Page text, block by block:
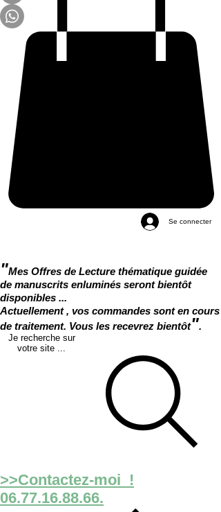
Se connecter
"Mes Offres de Lecture thématique guidée
de manuscrits enluminés seront bientôt
disponibles ...
Actuellement , vos commandes sont en cours
de traitement. Vous les recevrez bientôt".
Je recherche sur
votre site ...
>>Contactez-moi !
06.77.16.88.66.